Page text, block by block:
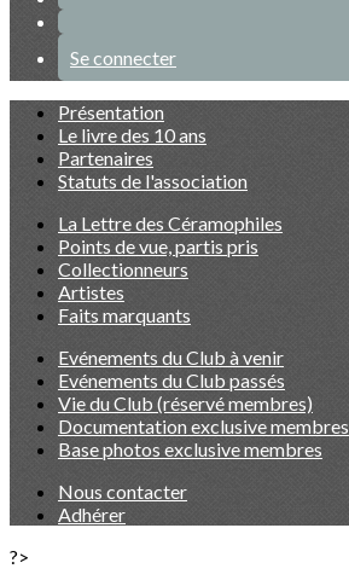
Se connecter
Présentation
Le livre des 10 ans
Partenaires
Statuts de l'association
La Lettre des Céramophiles
Points de vue, partis pris
Collectionneurs
Artistes
Faits marquants
Evénements du Club à venir
Evénements du Club passés
Vie du Club (réservé membres)
Documentation exclusive membres
Base photos exclusive membres
Nous contacter
Adhérer
?>